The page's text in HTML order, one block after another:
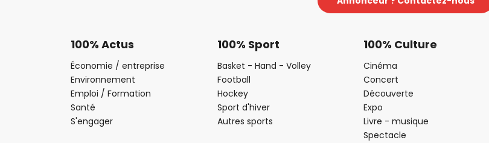
100% Actus
Économie / entreprise
Environnement
Emploi / Formation
Santé
S'engager
100% Sport
Basket - Hand - Volley
Football
Hockey
Sport d'hiver
Autres sports
100% Culture
Cinéma
Concert
Découverte
Expo
Livre - musique
Spectacle